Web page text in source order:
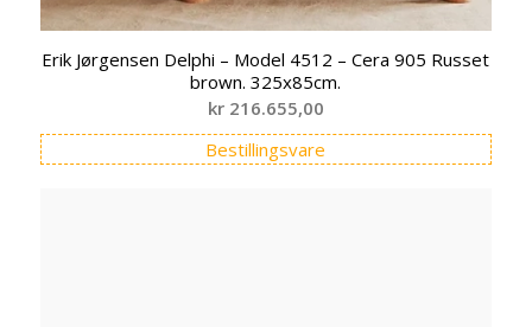
Erik Jørgensen Delphi – Model 4512 – Cera 905 Russet
brown. 325x85cm.
kr216.655,00
Bestillingsvare